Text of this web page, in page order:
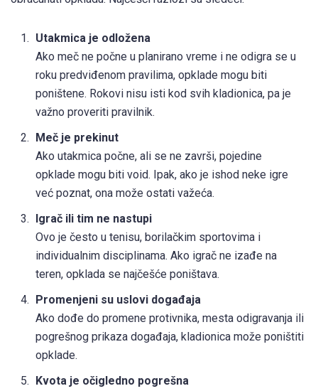
Utakmica je odložena
Ako meč ne počne u planirano vreme i ne odigra se u
roku predviđenom pravilima, opklade mogu biti
poništene. Rokovi nisu isti kod svih kladionica, pa je
važno proveriti pravilnik.
Meč je prekinut
Ako utakmica počne, ali se ne završi, pojedine
opklade mogu biti void. Ipak, ako je ishod neke igre
već poznat, ona može ostati važeća.
Igrač ili tim ne nastupi
Ovo je često u tenisu, borilačkim sportovima i
individualnim disciplinama. Ako igrač ne izađe na
teren, opklada se najčešće poništava.
Promenjeni su uslovi događaja
Ako dođe do promene protivnika, mesta odigravanja ili
pogrešnog prikaza događaja, kladionica može poništiti
opklade.
Kvota je očigledno pogrešna